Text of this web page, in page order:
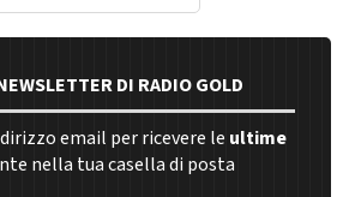
DI RADIO GOLD
email per ricevere le ultime
nella tua casella di posta